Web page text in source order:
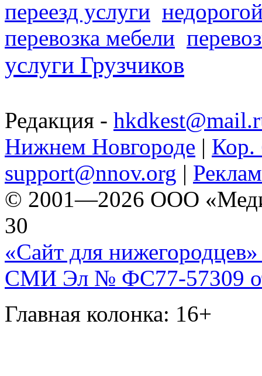
переезд услуги
перевозка мебели
услуги Грузчиков
Редакция -
Нижнем Новгороде | Кор.
support@nnov.org |
© 2001—2026 ООО
30
«Сайт для нижегородцев»
СМИ Эл № ФС77-57309
Главная колонка: 16+